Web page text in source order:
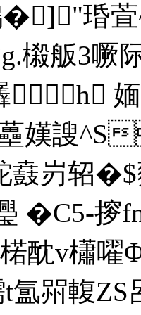
鶙�]"
g.榝舨
h
嫨謏^S
跎鼖 岃轺
�C5-摉
酖v櫹嚁
t氲喌輹